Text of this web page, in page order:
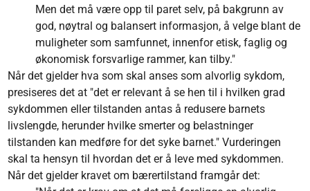
Men det må være opp til paret selv, på bakgrunn av
god, nøytral og balansert informasjon, å velge blant de
muligheter som samfunnet, innenfor etisk, faglig og
økonomisk forsvarlige rammer, kan tilby."
Når det gjelder hva som skal anses som alvorlig sykdom,
presiseres det at "det er relevant å se hen til i hvilken grad
sykdommen eller tilstanden antas å redusere barnets
livslengde, herunder hvilke smerter og belastninger
tilstanden kan medføre for det syke barnet." Vurderingen
skal ta hensyn til hvordan det er å leve med sykdommen.
Når det gjelder kravet om bærertilstand framgår det: